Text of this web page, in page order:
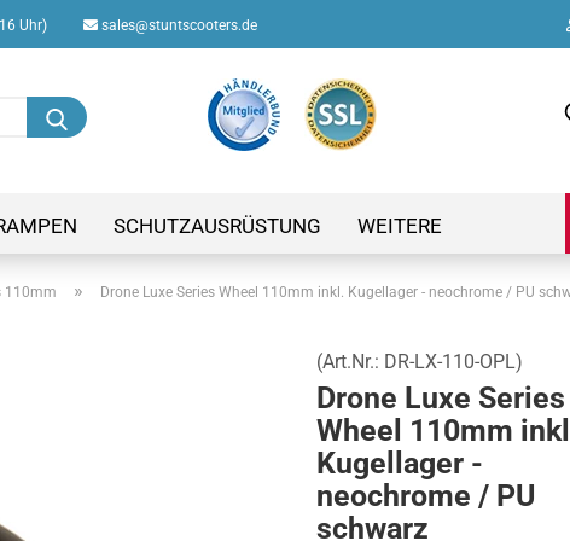
Uhr) sales@stuntscooters.de
Passwort
Konto erstellen
Passwort vergessen?
Suche...
SCHUTZAUSRÜSTUNG WEITERE
110mm » Drone Luxe Series Wheel 110mm inkl. Kugellager - neochrome / PU
(Art.Nr.: DR-LX-110-OPL)
Drone Luxe Series
Wheel 110mm
Kugellager -
neochrome / PU
schwarz